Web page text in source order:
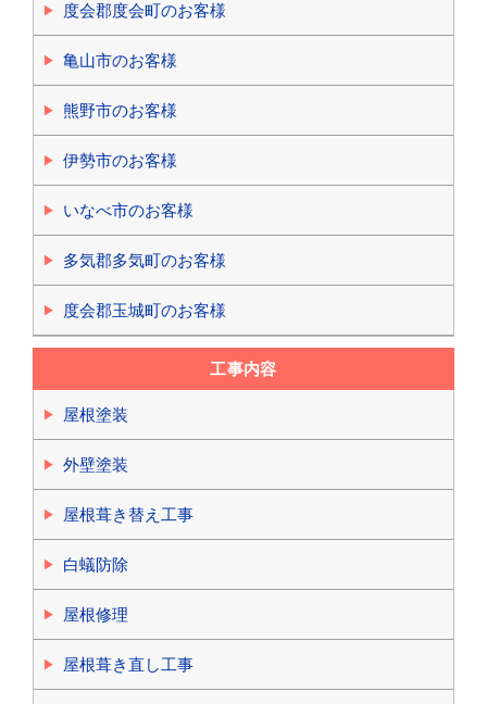
度会郡度会町のお客様
亀山市のお客様
熊野市のお客様
伊勢市のお客様
いなべ市のお客様
多気郡多気町のお客様
度会郡玉城町のお客様
工事内容
屋根塗装
外壁塗装
屋根葺き替え工事
白蟻防除
屋根修理
屋根葺き直し工事